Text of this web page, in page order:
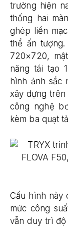
trường hiện
thống hai
ghép liền
thể ấn
720×720,
năng tái tạo
hình ảnh sắc
xây dựng
công nghệ
kèm ba quạt
Cấu hình này
mức công
vẫn duy trì